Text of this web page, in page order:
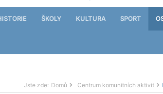
ŠKOLY KULTURA SPORT
Jste zde: Domů Centrum komunitních aktivit